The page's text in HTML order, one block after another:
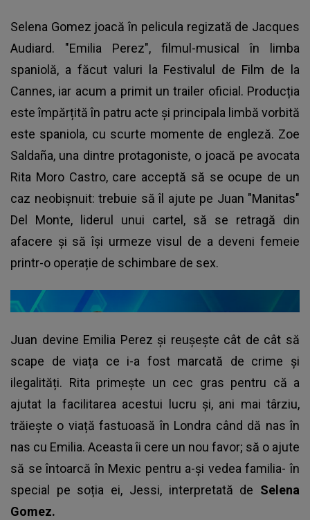
Selena Gomez joacă în pelicula regizată de Jacques
Audiard. "Emilia Perez", filmul-musical în limba
spaniolă, a făcut valuri la Festivalul de Film de la
Cannes, iar acum a primit un trailer oficial. Producția
este împărțită în patru acte și principala limbă vorbită
este spaniola, cu scurte momente de engleză. Zoe
Saldaña, una dintre protagoniste, o joacă pe avocata
Rita Moro Castro, care acceptă să se ocupe de un
caz neobișnuit: trebuie să îl ajute pe Juan "Manitas"
Del Monte, liderul unui cartel, să se retragă din
afacere și să își urmeze visul de a deveni femeie
printr-o operație de schimbare de sex.
Juan devine Emilia Perez și reușește cât de cât să
scape de viața ce i-a fost marcată de crime și
ilegalități. Rita primește un cec gras pentru că a
ajutat la facilitarea acestui lucru și, ani mai târziu,
trăiește o viață fastuoasă în Londra când dă nas în
nas cu Emilia. Aceasta îi cere un nou favor; să o ajute
să se întoarcă în Mexic pentru a-și vedea familia- în
special pe soția ei, Jessi, interpretată de Selena
Gomez.